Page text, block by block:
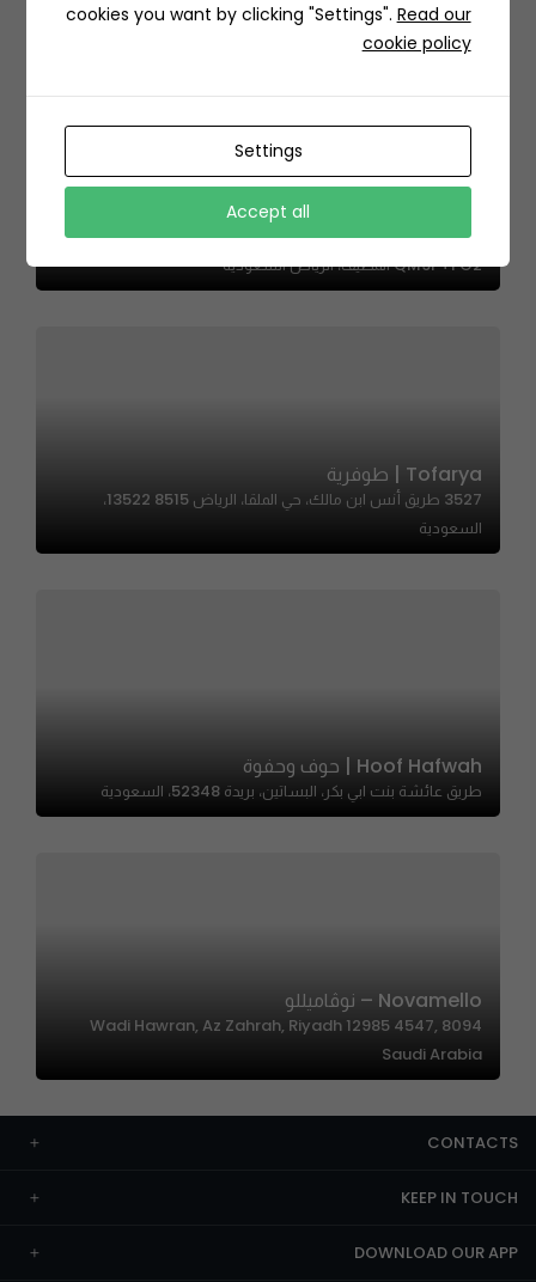
Abd El Wahab – عبدالوهاب
QM9P+FG2 المصيف، الرياض السعودية
Tofarya | طوفرية
3527 طريق أنس ابن مالك، حي الملقا، الرياض 13522 8515،
السعودية
Hoof Hafwah | حوف وحفوة
طريق عائشة بنت ابي بكر، البساتين، بريدة 52348، السعودية
Novamello – نوڤاميللو
8094 Wadi Hawran, Az Zahrah, Riyadh 12985 4547,
Saudi Arabia
CONTACTS
KEEP IN TOUCH
DOWNLOAD OUR APP
cookies you want by clicking "Settings". Read our
cookie policy
Settings
Accept all